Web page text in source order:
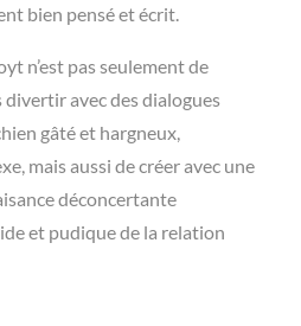
bien pensé et écrit.
n’est pas seulement de
divertir avec des dialogues
gâté et hargneux,
mais aussi de créer avec une
déconcertante
et pudique de la relation